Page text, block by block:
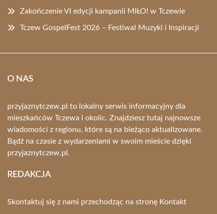
Zakończenie VI edycji kampanii MIŁO! w Tczewie
Tczew GospelFest 2026 – Festiwal Muzyki i Inspiracji
O NAS
przyjaznytczew.pl to lokalny serwis informacyjny dla
mieszkańców Tczewa i okolic. Znajdziesz tutaj najnowsze
wiadomości z regionu, które są na bieżąco aktualizowane.
Bądź na czasie z wydarzeniami w swoim mieście dzięki
przyjaznytczew.pl.
REDAKCJA
Skontaktuj się z nami przechodząc na stronę Kontakt